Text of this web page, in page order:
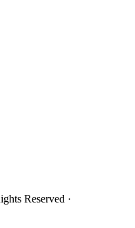
Reserved ·